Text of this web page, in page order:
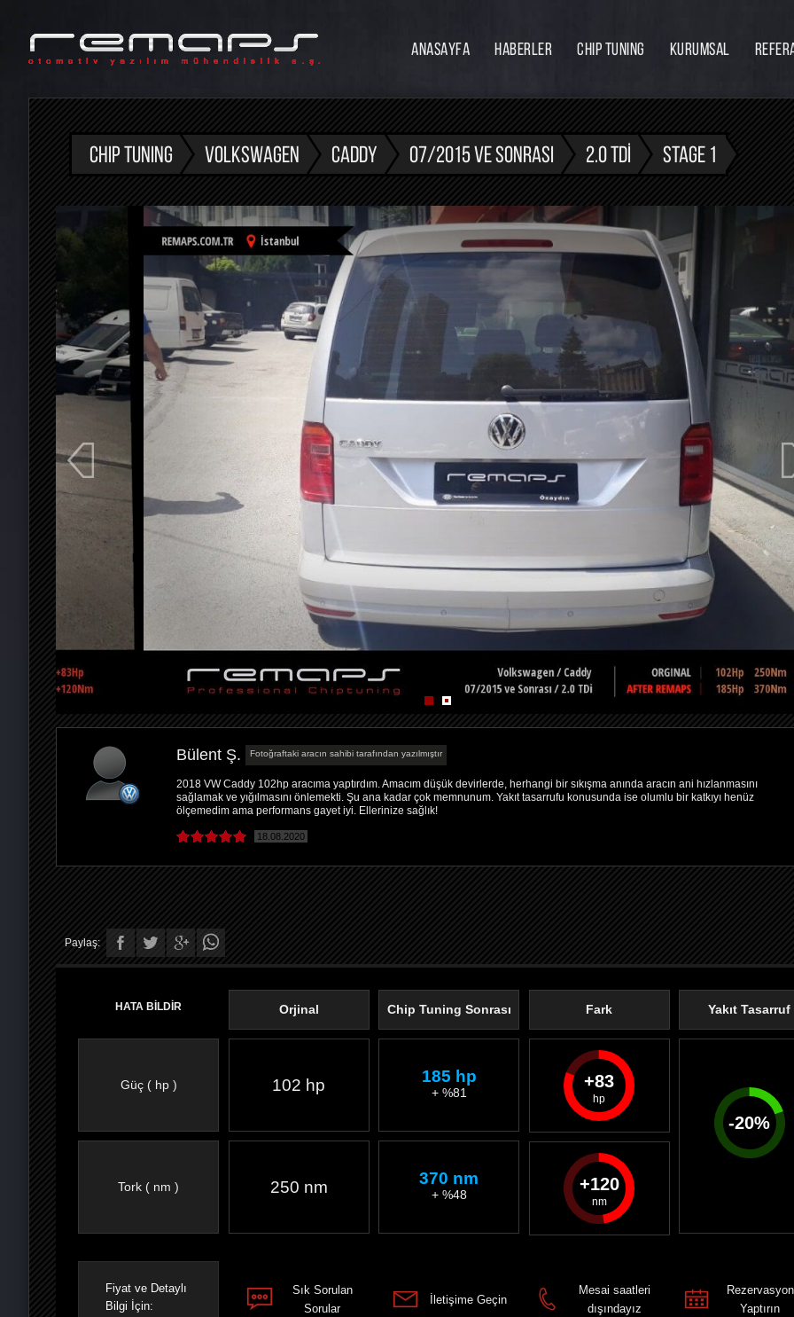
ANASAYFA HABERLER CHIP TUNING KURUMSAL
CHIP TUNING VOLKSWAGEN CADDY 07/2015 VE SONRASI 2.0 TDI STAGE 1
Bülent Ş. Fotoğraftaki aracın sahibi tarafından yazılmıştır
2018 VW Caddy 102hp aracıma yaptırdım. Amacım düşük devirlerde, herhangi bir sıkışma anında aracın ani hızlanmasını
sağlamak ve yığılmasını önlemekti. Şu ana kadar çok memnunum. Yakıt tasarrufu konusunda ise olumlu bir katkıyı henüz
ölçemedim ama performans gayet iyi. Ellerinize sağlık!
18.08.2020
Paylaş:
HATA BİLDİR
Güç ( hp )
Tork ( nm )
Orjinal
102 hp
250 nm
Chip Tuning Sonrası
185 hp
+ %81
370 nm
+ %48
Fark
83
120
Yakıt Tasarruf
-20%
Fiyat ve Detaylı
Bilgi İçin:
Sık Sorulan
Sorular
İletişime Geçin
Mesai saatleri
dışındayız
Rezervasyon
Yaptırın